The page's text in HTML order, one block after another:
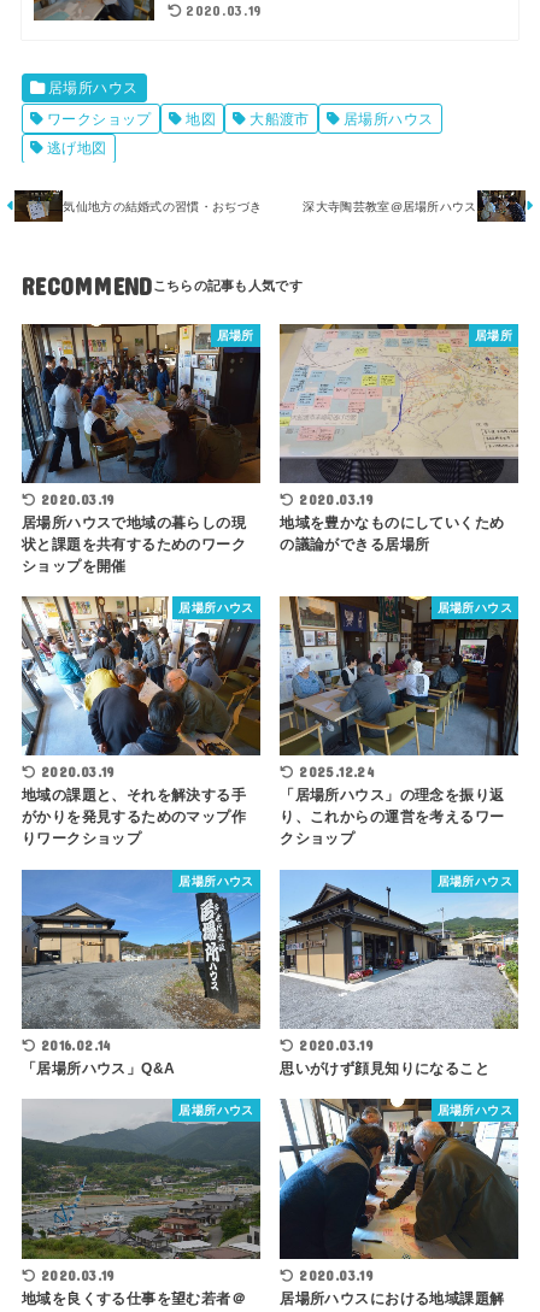
2020.03.19
居場所ハウス
ワークショップ
地図 大船渡市
居場所ハウス
逃げ地図
気仙地方の結婚式の習慣・おぢづき 深大寺陶芸教室@居場所ハウス
RECOMMEND
居場所
2020.03.19
居場所ハウスで地域の暮らしの現
状と課題を共有するためのワーク
ショップを開催
居場所
2020.03.19
地域を豊かなものにしていくため
の議論ができる居場所
居場所ハウス
2020.03.19
地域の課題と、それを解決する手
がかりを発見するためのマップ作
りワークショップ
居場所ハウス
2025.12.24
「居場所ハウス」の理念を振り返
り、これからの運営を考えるワー
クショップ
居場所ハウス
2016.02.14
「居場所ハウス」Q&A
居場所ハウス
2020.03.19
思いがけず顔見知りになること
居場所ハウス
2020.03.19
地域を良くする仕事を望む若者＠
居場所ハウス
2020.03.19
居場所ハウスにおける地域課題解